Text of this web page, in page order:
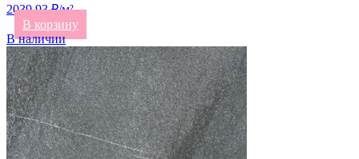
2039.93 ₽/м²
В корзину
В наличии